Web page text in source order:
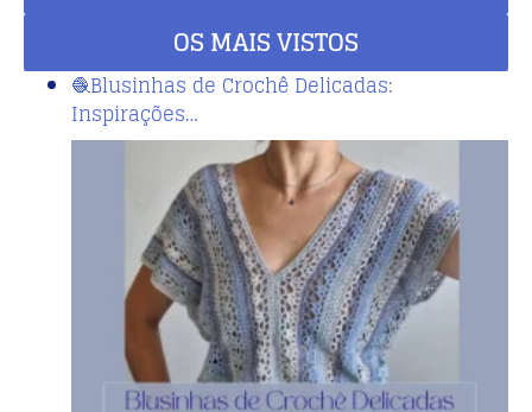
OS MAIS VISTOS
🧶Blusinhas de Crochê Delicadas:
Inspirações…